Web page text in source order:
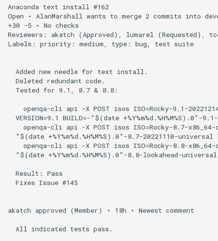
Anaconda text install #162
Open • AlanMarshall wants to merge 2 commits into
+30 -5 • No checks
Reviewers: akatch (Approved), lumarel (Requested),
Labels: priority: medium, type: bug, test suite
  Added new needle for text install.
  Deleted redundant code.
  Tested for 9.1, 8.7 & 8.8:
openqa-cli api -X POST isos ISO=Rocky-9.1-
VERSION=9.1 BUILD=-"$(date +%Y%m%d.%H%M%S).0"-
openqa-cli api -X POST isos ISO=Rocky-8.7-
"$(date +%Y%m%d.%H%M%S).0"-8.7-20221110-universal
openqa-cli api -X POST isos ISO=Rocky-8.8-
"$(date +%Y%m%d.%H%M%S).0"-8.8-lookahead-
  Result: Pass
  Fixes Issue #145
akatch approved (Member) • 18h • Newest comment
  All indicated tests pass.